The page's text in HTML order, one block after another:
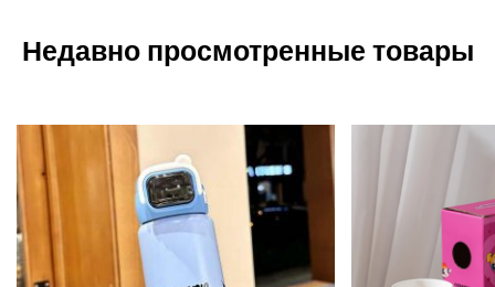
Недавно просмотренные товары